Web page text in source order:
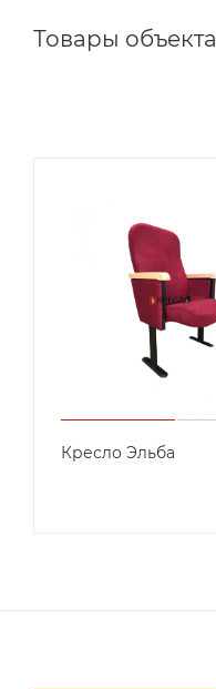
Товары объекта
Кресло Эльба